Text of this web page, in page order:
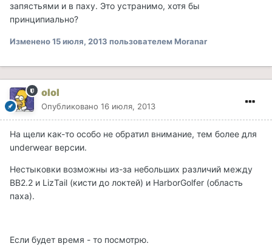
запястьями и в паху. Это устранимо, хотя бы
принципиально?
Изменено15 июля, 2013 пользователем Moranar
olol
Опубликовано 16 июля, 2013
На щели как-то особо не обратил внимание, тем более для
underwear версии.
Нестыковки возможны из-за небольших различий между
ВВ2.2 и LizTail (кисти до локтей) и HarborGolfer (область
паха).
Если будет время - то посмотрю.